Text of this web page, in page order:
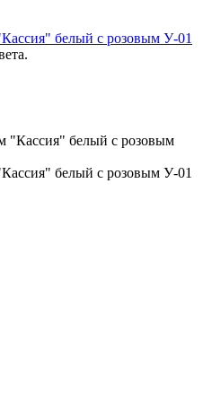
белый с розовым У-01
белый с розовым У-01